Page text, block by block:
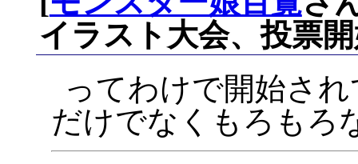
イラスト大会、投票
ってわけで開始さ
だけでなくもろもろ